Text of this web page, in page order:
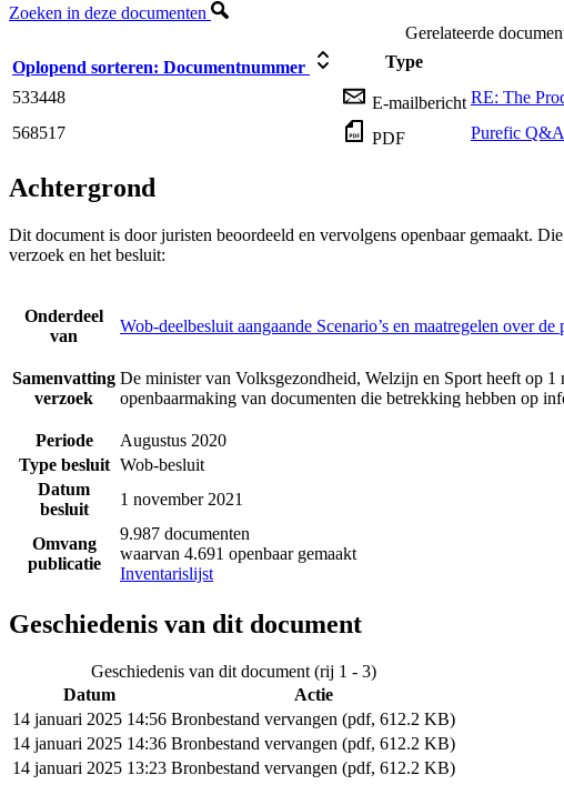
Zoeken in deze documenten
Gerelateerde
Oplopend sorteren: Documentnummer Type
533448
E-mailbericht RE: The
568517
PDF Purefic
Achtergrond
Dit document is door juristen beoordeeld en vervolgens openbaar gemaakt.
verzoek en het besluit:
Onderdeel
van
Wob-deelbesluit aangaande Scenario’s en maatregelen over de
Samenvatting
verzoek
De minister van Volksgezondheid, Welzijn en Sport heeft op
openbaarmaking van documenten die betrekking hebben op
Periode
Augustus 2020
Type besluit Wob-besluit
Datum
besluit
1 november 2021
Omvang
publicatie
9.987 documenten
waarvan 4.691 openbaar gemaakt
Inventarislijst
Geschiedenis van dit document
Geschiedenis van dit document (rij 1 - 3)
Datum
Actie
14 januari 2025 14:56 Bronbestand vervangen (pdf, 612.2 KB)
14 januari 2025 14:36 Bronbestand vervangen (pdf, 612.2 KB)
14 januari 2025 13:23 Bronbestand vervangen (pdf, 612.2 KB)